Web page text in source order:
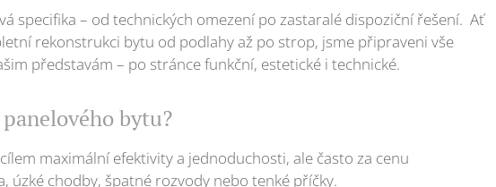
specifika – od technických omezení po zastaralé dispoziční řešení. Ať
rekonstrukci bytu od podlahy až po strop, jsme připraveni vše
představám – po stránce funkční, estetické i technické.
bytu?
maximální efektivity a jednoduchosti, ale často za cenu
úzké chodby, špatné rozvody nebo tenké příčky.